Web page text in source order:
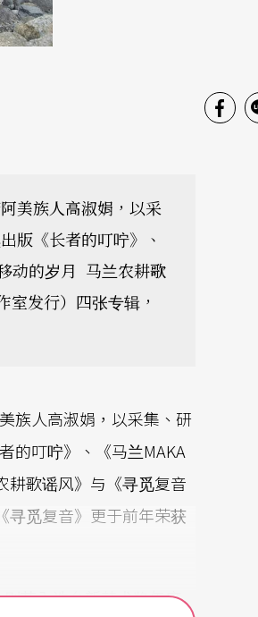
美族人高淑娟，以采
版《长者的叮咛》、
动的岁月 马兰农耕歌
发行）四张专辑，
族人高淑娟，以采集、研
的叮咛》、《马兰MAKA
歌谣风》与《寻觅复音
觅复音》更于前年荣获
获入选台新艺术奖年度